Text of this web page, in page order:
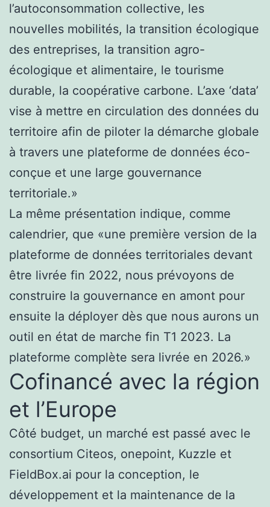
l’autoconsommation collective, les
nouvelles mobilités, la transition écologique
des entreprises, la transition agro-
écologique et alimentaire, le tourisme
durable, la coopérative carbone. L’axe ‘data’
vise à mettre en circulation des données du
territoire afin de piloter la démarche globale
à travers une plateforme de données éco-
conçue et une large gouvernance
territoriale.»
La même présentation indique, comme
calendrier, que «une première version de la
plateforme de données territoriales devant
être livrée fin 2022, nous prévoyons de
construire la gouvernance en amont pour
ensuite la déployer dès que nous aurons un
outil en état de marche fin T1 2023. La
plateforme complète sera livrée en 2026.»
Cofinancé avec la région
et l’Europe
Côté budget, un marché est passé avec le
consortium Citeos, onepoint, Kuzzle et
FieldBox.ai pour la conception, le
développement et la maintenance de la